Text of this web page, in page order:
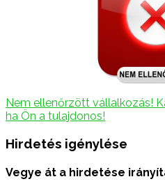
Nem ellenőrzött vállalkozás!
ha Ön a tulajdonos!
Hirdetés igénylése
Vegye át a hirdetése